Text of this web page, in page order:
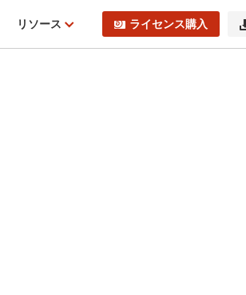
リソース ライセンス購入